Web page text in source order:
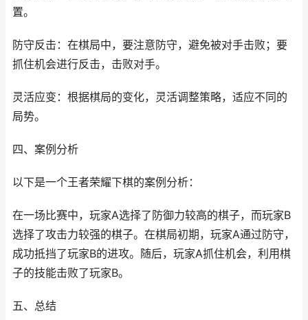
置。
防守反击：在棋局中，要注意防守，避免被对手击败；要
抓住机会进行反击，击败对手。
灵活应变：根据棋局的变化，灵活调整策略，适应不同的
局势。
四、案例分析
以下是一个王者荣耀下棋的案例分析：
在一场比赛中，玩家A选择了防御力较高的棋子，而玩家B
选择了攻击力较强的棋子。在棋局初期，玩家A通过防守，
成功抵挡了玩家B的进攻。随后，玩家A抓住机会，利用棋
子的技能击败了玩家B。
五、总结